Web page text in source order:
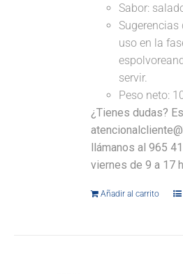
Sabor:
Sugerencias
uso en la
servir.
Peso neto:
¿Tienes dudas?
llámanos al 965
viernes de 9 a 17
Añadir al carrito